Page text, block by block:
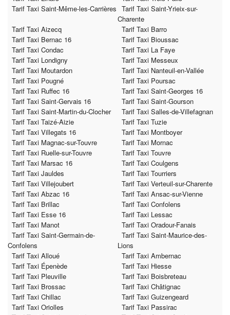
Tarif Taxi Saint-Même-les-Carrières Tarif Taxi Saint-Yrieix-sur-
Charente
Tarif Taxi Aizecq
Tarif Taxi Barro
Tarif Taxi Bernac 16
Tarif Taxi Bioussac
Tarif Taxi Condac
Tarif Taxi La Faye
Tarif Taxi Londigny
Tarif Taxi Messeux
Tarif Taxi Moutardon
Tarif Taxi Nanteuil-en-Vallée
Tarif Taxi Pougné
Tarif Taxi Poursac
Tarif Taxi Ruffec 16
Tarif Taxi Saint-Georges 16
Tarif Taxi Saint-Gervais 16
Tarif Taxi Saint-Gourson
Tarif Taxi Saint-Martin-du-Clocher
Tarif Taxi Salles-de-Villefagnan
Tarif Taxi Taizé-Aizie
Tarif Taxi Tuzie
Tarif Taxi Villegats 16
Tarif Taxi Montboyer
Tarif Taxi Magnac-sur-Touvre
Tarif Taxi Mornac
Tarif Taxi Ruelle-sur-Touvre
Tarif Taxi Touvre
Tarif Taxi Marsac 16
Tarif Taxi Coulgens
Tarif Taxi Jauldes
Tarif Taxi Tourriers
Tarif Taxi Villejoubert
Tarif Taxi Verteuil-sur-Charente
Tarif Taxi Abzac 16
Tarif Taxi Ansac-sur-Vienne
Tarif Taxi Brillac
Tarif Taxi Confolens
Tarif Taxi Esse 16
Tarif Taxi Lessac
Tarif Taxi Manot
Tarif Taxi Oradour-Fanais
Tarif Taxi Saint-Germain-de-
Confolens
Tarif Taxi Saint-Maurice-des-
Lions
Tarif Taxi Alloué
Tarif Taxi Ambernac
Tarif Taxi Épenède
Tarif Taxi Hiesse
Tarif Taxi Pleuville
Tarif Taxi Boisbreteau
Tarif Taxi Brossac
Tarif Taxi Châtignac
Tarif Taxi Chillac
Tarif Taxi Guizengeard
Tarif Taxi Oriolles
Tarif Taxi Passirac